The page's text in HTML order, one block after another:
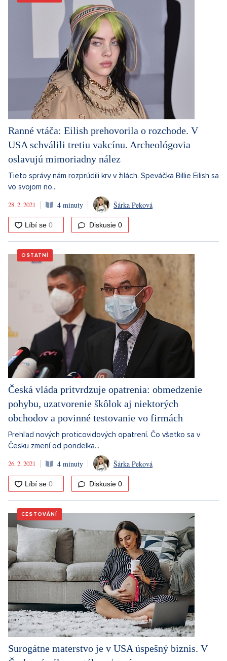
Ranné vtáča: Eilish prehovorila o rozchode. V
USA schválili tretiu vakcínu. Archeológovia
oslavujú mimoriadny nález
Tieto správy nám rozprúdili krv v žilách. Speváčka Billie Eilish sa
vo svojom no...
28. 2. 2021
4 minuty Šárka Peková
Diskusie 0
OSTATNÍ
Česká vláda pritvrdzuje opatrenia: obmedzenie
pohybu, uzatvorenie škôlok aj niektorých
obchodov a povinné testovanie vo firmách
Prehľad nových proticovidových opatrení. Čo všetko sa v
Česku zmení od pondelka...
26. 2. 2021
4 minuty Šárka Peková
Diskusie 0
CESTOVÁNÍ
Surogátne materstvo je v USA úspešný biznis. V